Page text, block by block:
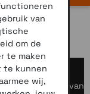
ontwikkelaar van
van
om de
te maken
te kunnen
wij,